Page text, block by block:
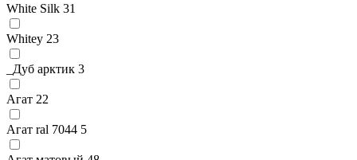
White Silk 31
Whitey 23
_Дуб арктик 3
Агат 22
Агат ral 7044 5